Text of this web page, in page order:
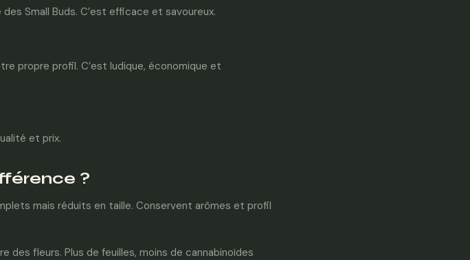
Small Buds. C’est efficace et savoureux.
propre profil. C’est ludique, économique et
et prix.
?
mais réduits en taille. Conservent arômes et profil
des fleurs. Plus de feuilles, moins de cannabinoïdes